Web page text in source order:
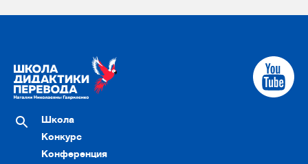
Школа
Конкурс
Конференция